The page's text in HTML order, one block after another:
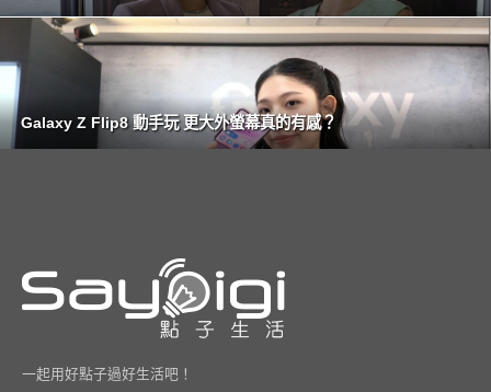
Galaxy Z Flip8 動手玩 更大外螢幕真的有感？
一起用好點子過好生活吧！